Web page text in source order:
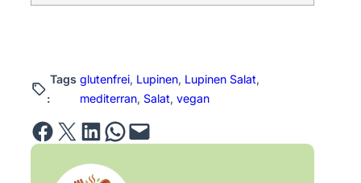
Tags
:
glutenfrei, Lupinen, Lupinen Salat
mediterran, Salat, vegan
Share on Facebook Email this Page Share on LinkedIn Share on WhatsApp Email this Page